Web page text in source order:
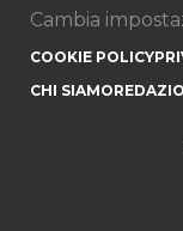
Cambia
COOKIE POLICY
CHI SIAMO